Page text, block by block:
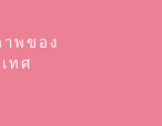
พของ
ทศ